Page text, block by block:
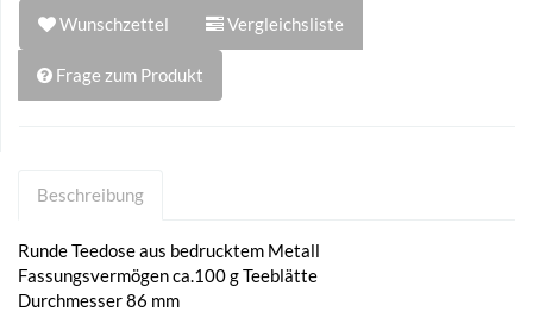
Wunschzettel Vergleichsliste
Frage zum Produkt
Beschreibung
Runde Teedose aus bedrucktem Metall
Fassungsvermögen ca.100 g Teeblätte
Durchmesser 86 mm